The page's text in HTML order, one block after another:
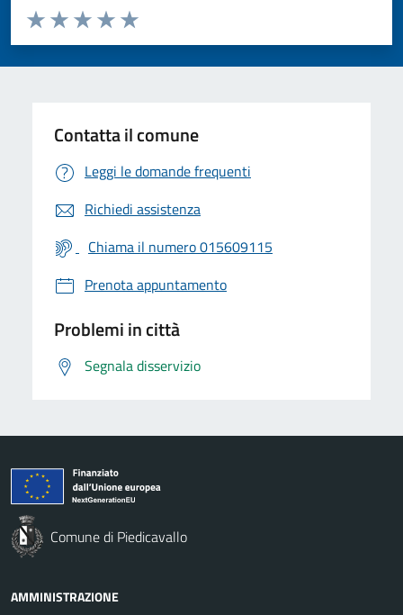
Valuta da 1 a 5 stelle la pagina
Valuta 5 stelle su 5
Valuta 4 stelle su 5
Valuta 3 stelle su 5
Valuta 2 stelle su 5
Valuta 1 stelle su 5
Contatta il comune
Leggi le domande frequenti
Richiedi assistenza
Chiama il numero 015609115
Prenota appuntamento
Problemi in città
Segnala disservizio
Comune di Piedicavallo
AMMINISTRAZIONE